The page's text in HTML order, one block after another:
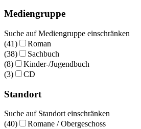
Mediengruppe
Suche auf Mediengruppe einschränken
(41)
Roman
(38)
Sachbuch
(8)
Kinder-/Jugendbuch
(3)
CD
Standort
Suche auf Standort einschränken
(40)
Romane / Obergeschoss